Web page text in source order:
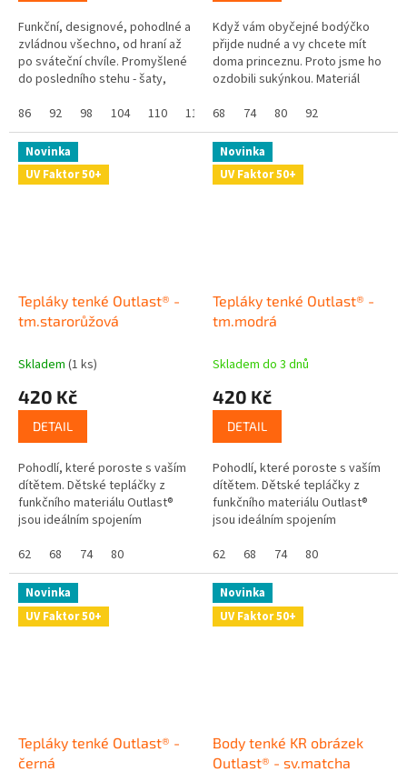
Funkční, designové, pohodlné a
zvládnou všechno, od hraní až
po sváteční chvíle. Promyšlené
do posledního stehu - šaty,
zamiluje. Outlast® chytře...
86 92 98 104 110 116 122 128
Když vám obyčejné bodýčko
přijde nudné a vy chcete mít
doma princeznu. Proto jsme ho
ozdobili sukýnkou. Materiál
postará o termoregulaci a je
vhodný také...
68 74 80 92
Novinka
UV Faktor 50+
Tepláky tenké Outlast® -
tm.starorůžová
Skladem (1 ks)
420 Kč
DETAIL
Pohodlí, které poroste s vaším
dítětem. Dětské tepláčky z
funkčního materiálu Outlast®
jsou ideálním spojením
technologie. Bavlněný úplet s
příměsí...
62 68 74 80
Novinka
UV Faktor 50+
Tepláky tenké Outlast® -
tm.modrá
Skladem do 3 dnů
420 Kč
DETAIL
Pohodlí, které poroste s vaším
dítětem. Dětské tepláčky z
funkčního materiálu Outlast®
jsou ideálním spojením
technologie. Bavlněný úplet s
příměsí...
62 68 74 80
Novinka
UV Faktor 50+
Tepláky tenké Outlast® -
černá
Novinka
UV Faktor 50+
Body tenké KR obrázek
Outlast® - sv.matcha